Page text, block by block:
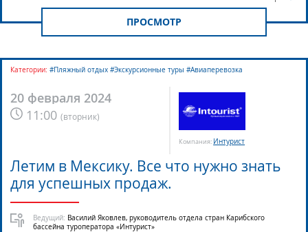
ПРОСМОТР
20 февраля 2024
11:00 (вторник)
Компания: Интурист
Категории: #Пляжный отдых #Экскурсионные туры #Авиаперевозка
Летим в Мексику. Все что нужно знать
для успешных продаж.
Ведущий: Василий Яковлев, руководитель отдела стран Карибского
бассейна туроператора «Интурист»